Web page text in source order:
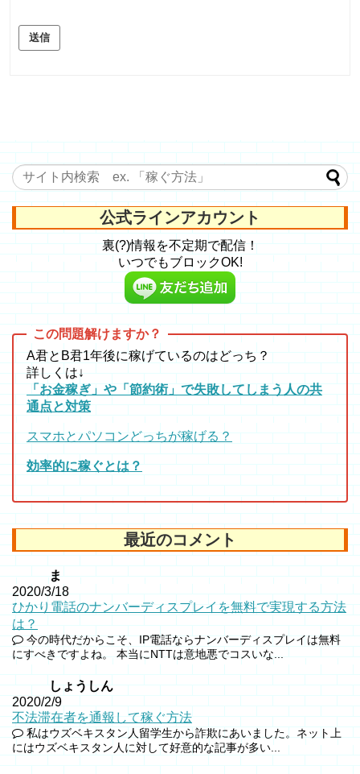
送信
公式ラインアカウント
裏(?)情報を不定期で配信！
いつでもブロックOK!
A君とB君1年後に稼げているのはどっち？
詳しくは↓
「お金稼ぎ」や「節約術」で失敗してしまう人の共
通点と対策
スマホとパソコンどっちが稼げる？
効率的に稼ぐとは？
最近のコメント
ま
2020/3/18
ひかり電話のナンバーディスプレイを無料で実現する方法
は？
今の時代だからこそ、IP電話ならナンバーディスプレイは無料
にすべきですよね。 本当にNTTは意地悪でコスいな...
しょうしん
2020/2/9
不法滞在者を通報して稼ぐ方法
私はウズベキスタン人留学生から詐欺にあいました。ネット上
にはウズベキスタン人に対して好意的な記事が多い...